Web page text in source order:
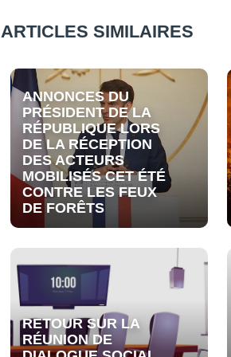
ARTICLES SIMILAIRES
ANNONCES DU
PRÉSIDENT DE LA
RÉPUBLIQUE LORS
DE LA RÉCEPTION
DES ACTEURS
MOBILISÉS CET ÉTÉ
CONTRE LES FEUX
DE FORÊTS
RETOUR SUR LA
RÉUNION DE